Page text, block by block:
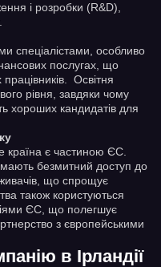
і розробки (R&D),
спеціалістами, особливо
послугах, що
Освітня
рівня, завдяки чому
хороших кандидатів для
країна є частиною ЄС.
мають безмитний доступ до
що спрощує
також користуються
ЄС, що полегшує
з європейськими
в Ірландії